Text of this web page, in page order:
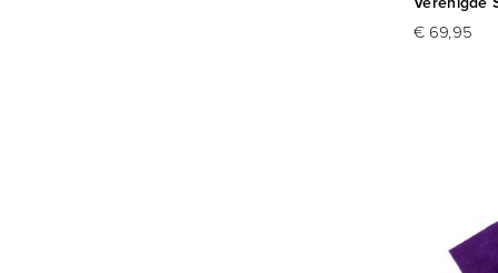
€ 69,95